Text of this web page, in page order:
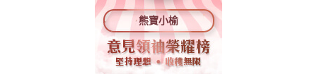
熊寶小榆